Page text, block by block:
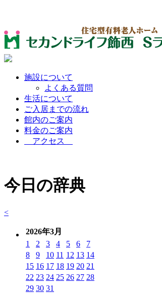
施設について
よくある質問
生活について
ご入居までの流れ
館内のご案内
料金のご案内
アクセス
今日の辞典
<
2026年3月
1
2 3 4 5 6
7
8
9 10 11 12 13 14
15 16 17 18 19 20 21
22 23 24 25 26 27 28
29 30 31